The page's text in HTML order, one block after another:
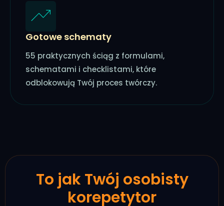
Gotowe schematy
55 praktycznych ściąg z formulami,
schematami i checklistami, które
odblokowują Twój proces twórczy.
To jak Twój osobisty
korepetytor